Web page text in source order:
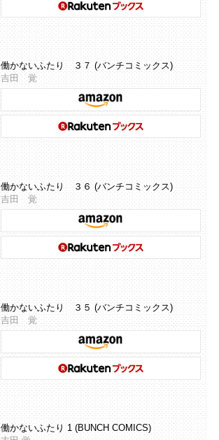
働かないふたり ３７ (バンチコミックス)
吉田 覚
働かないふたり ３６ (バンチコミックス)
吉田 覚
働かないふたり ３５ (バンチコミックス)
吉田 覚
働かないふたり 1 (BUNCH COMICS)